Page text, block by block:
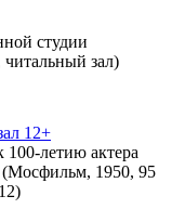
студии
зал)
12+
летию актера
(Мосфильм, 1950, 95